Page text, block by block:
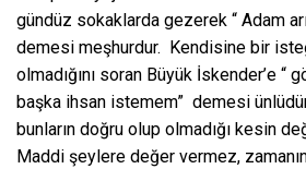
gündüz sokaklarda gezerek “ Adam
demesi meşhurdur. Kendisine bir
olmadığını soran Büyük İskender’e “
başka ihsan istemem” demesi
bunların doğru olup olmadığı kesin
Maddi şeylere değer vermez,